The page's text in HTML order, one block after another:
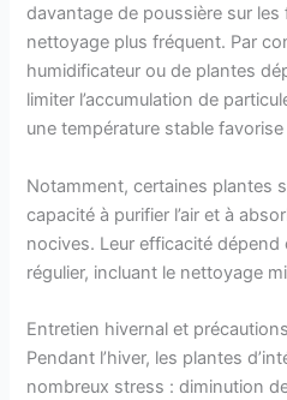
davantage de poussière sur les
nettoyage plus fréquent. Par
humidificateur ou de plantes
limiter l’accumulation de
une température stable
Notamment, certaines plantes
capacité à purifier l’air et à
nocives. Leur efficacité dépend
régulier, incluant le nettoyage
Entretien hivernal et
Pendant l’hiver, les plantes
nombreux stress : diminution